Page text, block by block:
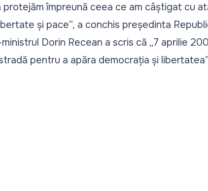
protejăm împreună ceea ce am câștigat cu
și pace”, a conchis președinta
ministrul Dorin Recean a scris că „7 aprilie
pentru a apăra democrația și